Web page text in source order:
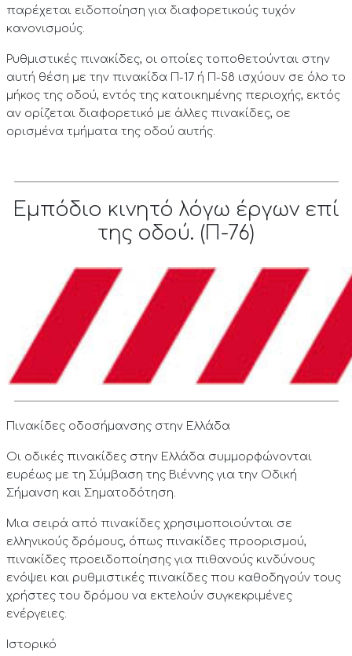
παρέχεται ειδοποίηση για διαφορετικούς τυχόν
κανονισμούς.
Ρυθμιστικές πινακίδες, οι οποίες τοποθετούνται στην
αυτή θέση με την πινακίδα Π-17 ή Π-58 ισχύουν σε όλο το
μήκος της οδού, εντός της κατοικημένης περιοχής, εκτός
αν ορίζεται διαφορετικό με άλλες πινακίδες, οε
ορισμένα τμήματα της οδού αυτής.
Εμπόδιο κινητό λόγω έργων επί
της οδού. (Π-76)
Πινακίδες οδοσήμανσης στην Ελλάδα
Οι οδικές πινακίδες στην Ελλάδα συμμορφώνονται
ευρέως με τη Σύμβαση της Βιέννης για την Οδική
Σήμανση και Σηματοδότηση.
Μια σειρά από πινακίδες χρησιμοποιούνται σε
ελληνικούς δρόμους, όπως πινακίδες προορισμού,
πινακίδες προειδοποίησης για πιθανούς κινδύνους
ενόψει και ρυθμιστικές πινακίδες που καθοδηγούν τους
χρήστες του δρόμου να εκτελούν συγκεκριμένες
ενέργειες.
Ιστορικό